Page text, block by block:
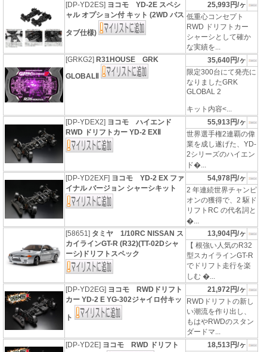
[DP-YD2ES] ヨコモ YD-2E スペシ
ャル オプション付 キット (2WD バス
タブ仕様)
25,993円/ヶ
低重心コンセプト
RWD ドリフトカー
シャーシとして確か
な実績を...
[GRKG2] R31HOUSE GRK
GLOBALⅡ
35,640円/ヶ
限定300台にて発売に
なりましたGRK
GLOBAL 2
キット内容<...
[DP-YDEX2] ヨコモ ハイエンド
RWD ドリフトカー YD-2 EXⅡ
55,913円/ヶ
世界選手権2連覇の偉
業を成し遂げた、YD-
2シリーズのハイエン
ド�...
[DP-YD2EXF] ヨコモ YD-2 EX ファ
イナル バージョン シャーシキット
54,978円/ヶ
2 年連続世界チャンピ
オンの獲得で、2 駆ド
リフトRC の代名詞と
�...
[58651] タミヤ 1/10RC NISSAN ス
カイラインGT-R (R32)(TT-02Dシャ
ーシ)ドリフトスペック
13,904円/ヶ
【 根強い人気のR32
型スカイラインGT-R
でドリフト走行を楽
しむ �...
[DP-YD2EG] ヨコモ RWDドリフト
カー YD-2 E YG-302ジャイロ付キッ
ト
21,972円/ヶ
RWDドリフトの新し
い潮流を作り出し、
もはやRWDのスタン
ダードマ...
[DP-YD2E] ヨコモ RWD ドリフト
18,513円/ヶ